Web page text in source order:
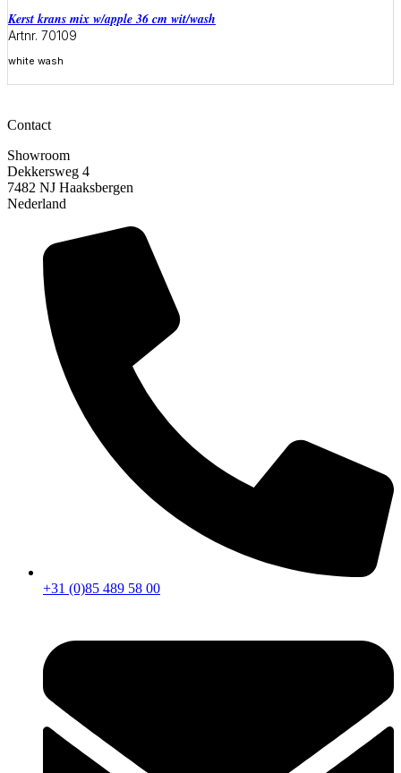
Kerst krans mix w/apple 36 cm wit/wash
Artnr. 70109
white wash
Contact
Showroom
Dekkersweg 4
7482 NJ Haaksbergen
Nederland
+31 (0)85 489 58 00